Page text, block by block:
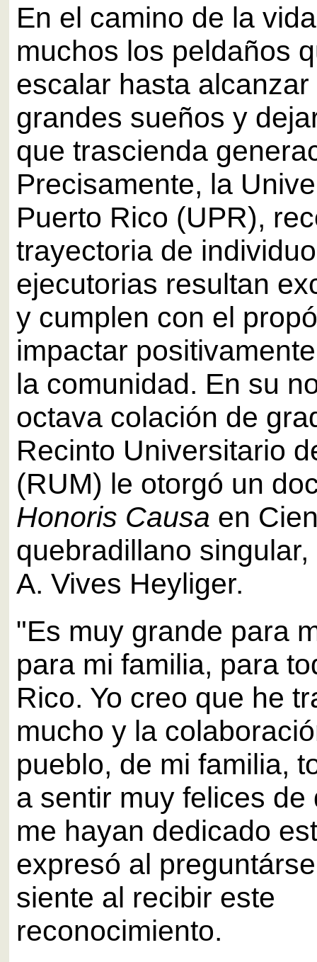
En el camino de la
muchos los peldaños
escalar hasta
grandes sueños y
que trascienda
Precisamente, la
Puerto Rico (UPR),
trayectoria de
ejecutorias resultan
y cumplen con el
impactar
la comunidad. En su
octava colación de
Recinto Universitario
(RUM) le otorgó un
Honoris Causa en
quebradillano
A. Vives Heyliger.
"Es muy grande para
para mi familia, para
Rico. Yo creo que he
mucho y la
pueblo, de mi familia,
a sentir muy felices de
me hayan dedicado
expresó al
siente al recibir este
reconocimiento.